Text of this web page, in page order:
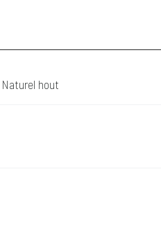
Naturel hout